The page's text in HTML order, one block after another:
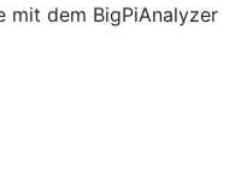
mit dem BigPiAnalyzer